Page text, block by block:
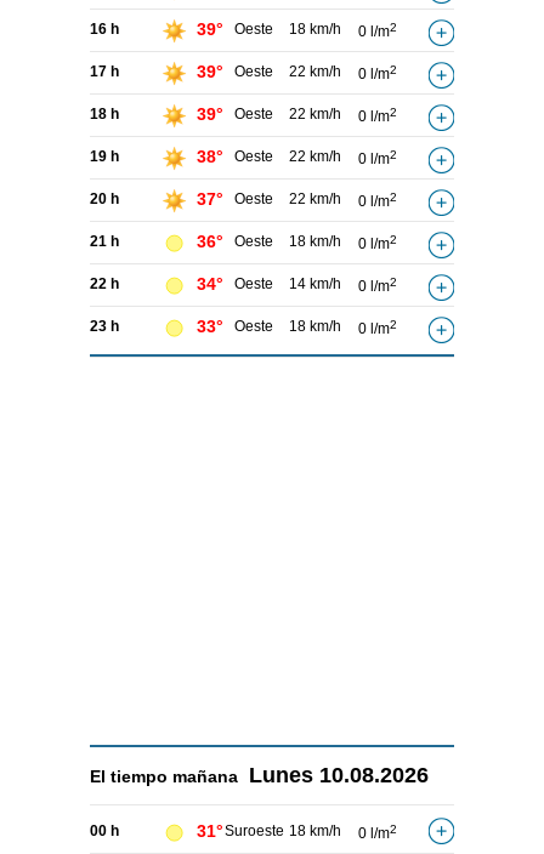
16 h 39° Oeste 18 km/h 0 l/m2
17 h 39° Oeste 22 km/h 0 l/m2
18 h 39° Oeste 22 km/h 0 l/m2
19 h 38° Oeste 22 km/h 0 l/m2
20 h 37° Oeste 22 km/h 0 l/m2
21 h 36° Oeste 18 km/h 0 l/m2
22 h 34° Oeste 14 km/h 0 l/m2
23 h 33° Oeste 18 km/h 0 l/m2
El tiempo mañana Lunes 10.08.2026
00 h 31°Suroeste 18 km/h 0 l/m2